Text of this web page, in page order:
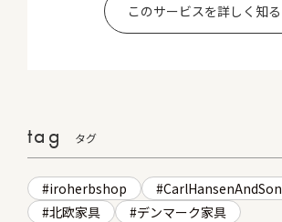
このサービスを詳しく知る
tag タグ
iroherbshop CarlHansenAndSon
北欧家具
デンマーク家具